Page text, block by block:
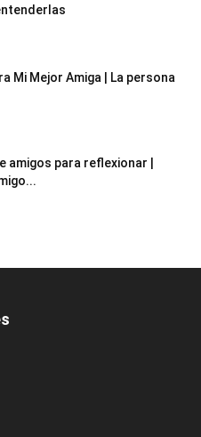
Mi Mejor Amiga | La persona
amigos para reflexionar |